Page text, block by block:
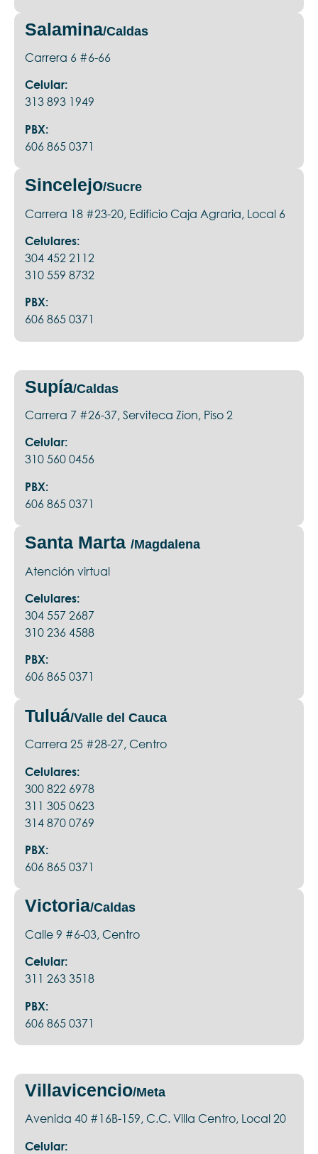
Salamina/Caldas
Carrera 6 #6-66
Celular:
313 893 1949
PBX:
606 865 0371
Sincelejo/Sucre
Carrera 18 #23-20, Edificio Caja Agraria, Local 6
Celulares:
304 452 2112
310 559 8732
PBX:
606 865 0371
Supía/Caldas
Carrera 7 #26-37, Serviteca Zion, Piso 2
Celular:
310 560 0456
PBX:
606 865 0371
Santa Marta /Magdalena
Atención virtual
Celulares:
304 557 2687
310 236 4588
PBX:
606 865 0371
Tuluá/Valle del Cauca
Carrera 25 #28-27, Centro
Celulares:
300 822 6978
311 305 0623
314 870 0769
PBX:
606 865 0371
Victoria/Caldas
Calle 9 #6-03, Centro
Celular:
311 263 3518
PBX:
606 865 0371
Villavicencio/Meta
Avenida 40 #16B-159, C.C. Villa Centro, Local 20
Celular: